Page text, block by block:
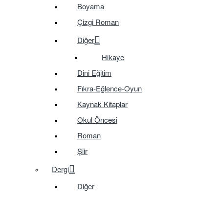
Boyama
Çizgi Roman
Diğer
Hikaye
Dini Eğitim
Fıkra-Eğlence-Oyun
Kaynak Kitaplar
Okul Öncesi
Roman
Şiir
Dergi
Diğer